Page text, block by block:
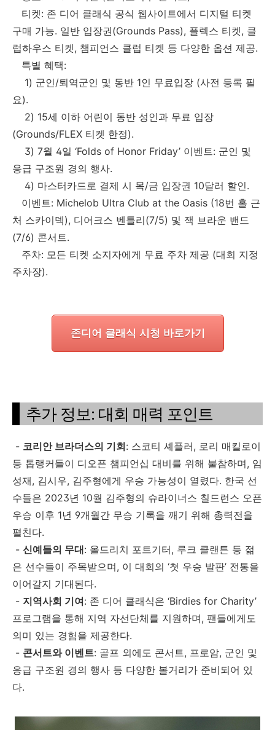
티켓: 존 디어 클래식 공식 웹사이트에서 디지털 티켓
구매 가능. 일반 입장권(Grounds Pass), 플렉스 티켓, 클
럽하우스 티켓, 챔피언스 클럽 티켓 등 다양한 옵션 제공.
특별 혜택:
1) 군인/퇴역군인 및 동반 1인 무료입장 (사전 등록 필
요).
2) 15세 이하 어린이 동반 성인과 무료 입장
(Grounds/FLEX 티켓 한정).
3) 7월 4일 ‘Folds of Honor Friday’ 이벤트: 군인 및
응급 구조원 경의 행사.
4) 마스터카드로 결제 시 목/금 입장권 10달러 할인.
이벤트: Michelob Ultra Club at the Oasis (18번 홀 근
처 스카이덱), 디어크스 벤틀리(7/5) 및 잭 브라운 밴드
(7/6) 콘서트.
주차: 모든 티켓 소지자에게 무료 주차 제공 (대회 지정
주차장).
존디어 클래식 시청 바로가기
추가 정보: 대회 매력 포인트
- 코리안 브라더스의 기회: 스코티 셰플러, 로리 매킬로이
등 톱랭커들이 디오픈 챔피언십 대비를 위해 불참하며, 임
성재, 김시우, 김주형에게 우승 가능성이 열렸다. 한국 선
수들은 2023년 10월 김주형의 슈라이너스 칠드런스 오픈
우승 이후 1년 9개월간 무승 기록을 깨기 위해 총력전을
펼친다.
- 신예들의 무대: 올드리치 포트기터, 루크 클랜튼 등 젊
은 선수들이 주목받으며, 이 대회의 ‘첫 우승 발판’ 전통을
이어갈지 기대된다.
- 지역사회 기여: 존 디어 클래식은 ‘Birdies for Charity’
프로그램을 통해 지역 자선단체를 지원하며, 팬들에게도
의미 있는 경험을 제공한다.
- 콘서트와 이벤트: 골프 외에도 콘서트, 프로암, 군인 및
응급 구조원 경의 행사 등 다양한 볼거리가 준비되어 있
다.